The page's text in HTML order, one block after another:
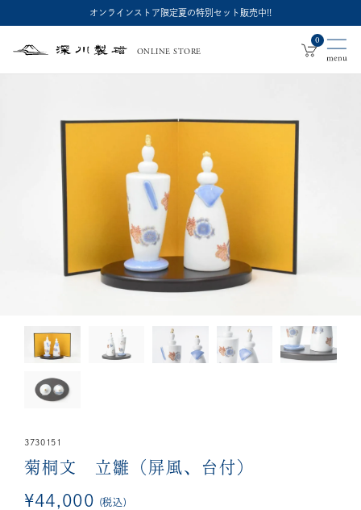
オンラインストア限定夏の特別セット販売中!!
深
ONLINE STORE
0
3730151
菊桐文 立雛（屏風、台付）
¥44,000 税込